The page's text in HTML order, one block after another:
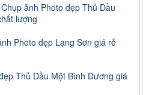
ảnh Photo đẹp Thủ Dầu
lượng
Photo đẹp Lạng Sơn giá rẻ
Thủ Dầu Một Bình Dương giá